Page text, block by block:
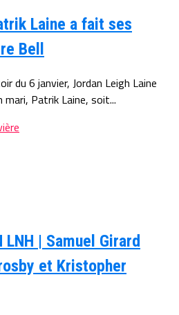
Laine a fait ses
Bell
du 6 janvier, Jordan Leigh Laine
mari, Patrik Laine, soit...
LNH | Samuel Girard
et Kristopher